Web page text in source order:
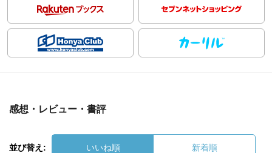
感想・レビュー・書評
並び替え: いいね順 新着順